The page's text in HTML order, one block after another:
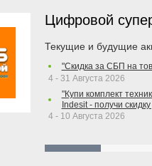
Цифровой
Текущие и будущие
"Скидка за СБП на
4 - 31 Августа 2026
"Купи комплект
Indesit - получи
4 - 10 Августа 2026